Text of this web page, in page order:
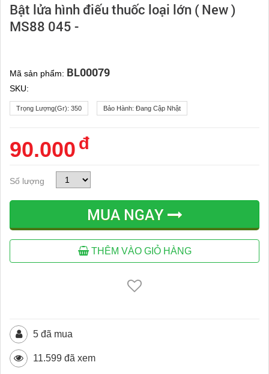
Bật lửa hình điếu thuốc loại lớn ( New )
MS88 045 -
Mã sản phẩm: BL00079
SKU:
Trọng Lượng(gr): 350 Bảo Hành: Đang Cập Nhật
90.000 đ
Số lượng
MUA NGAY
THÊM VÀO GIỎ HÀNG
5 đã mua
11.599 đã xem